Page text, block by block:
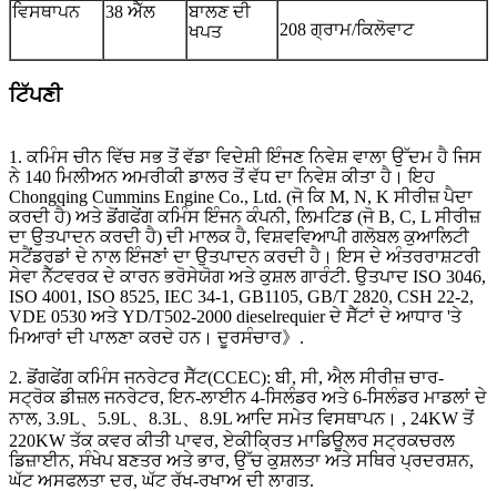
ਵਿਸਥਾਪਨ 38 ਐੱਲ
ਬਾਲਣ ਦੀ
ਖਪਤ
208 ਗ੍ਰਾਮ/ਕਿਲੋਵਾਟ
ਟਿੱਪਣੀ
1. ਕਮਿੰਸ ਚੀਨ ਵਿੱਚ ਸਭ ਤੋਂ ਵੱਡਾ ਵਿਦੇਸ਼ੀ ਇੰਜਣ ਨਿਵੇਸ਼ ਵਾਲਾ ਉੱਦਮ ਹੈ ਜਿਸ
ਨੇ 140 ਮਿਲੀਅਨ ਅਮਰੀਕੀ ਡਾਲਰ ਤੋਂ ਵੱਧ ਦਾ ਨਿਵੇਸ਼ ਕੀਤਾ ਹੈ। ਇਹ
Chongqing Cummins Engine Co., Ltd. (ਜੋ ਕਿ M, N, K ਸੀਰੀਜ਼ ਪੈਦਾ
ਕਰਦੀ ਹੈ) ਅਤੇ ਡੋਂਗਫੇਂਗ ਕਮਿੰਸ ਇੰਜਨ ਕੰਪਨੀ, ਲਿਮਟਿਡ (ਜੋ B, C, L ਸੀਰੀਜ਼
ਦਾ ਉਤਪਾਦਨ ਕਰਦੀ ਹੈ) ਦੀ ਮਾਲਕ ਹੈ, ਵਿਸ਼ਵਵਿਆਪੀ ਗਲੋਬਲ ਕੁਆਲਿਟੀ
ਸਟੈਂਡਰਡਾਂ ਦੇ ਨਾਲ ਇੰਜਣਾਂ ਦਾ ਉਤਪਾਦਨ ਕਰਦੀ ਹੈ। ਇਸ ਦੇ ਅੰਤਰਰਾਸ਼ਟਰੀ
ਸੇਵਾ ਨੈੱਟਵਰਕ ਦੇ ਕਾਰਨ ਭਰੋਸੇਯੋਗ ਅਤੇ ਕੁਸ਼ਲ ਗਾਰੰਟੀ. ਉਤਪਾਦ ISO 3046,
ISO 4001, ISO 8525, IEC 34-1, GB1105, GB/T 2820, CSH 22-2,
VDE 0530 ਅਤੇ YD/T502-2000 dieselrequier ਦੇ ਸੈੱਟਾਂ ਦੇ ਆਧਾਰ 'ਤੇ
ਮਿਆਰਾਂ ਦੀ ਪਾਲਣਾ ਕਰਦੇ ਹਨ। ਦੂਰਸੰਚਾਰ》.
2. ਡੋਂਗਫੇਂਗ ਕਮਿੰਸ ਜਨਰੇਟਰ ਸੈੱਟ(CCEC): ਬੀ, ਸੀ, ਐਲ ਸੀਰੀਜ਼ ਚਾਰ-
ਸਟ੍ਰੋਕ ਡੀਜ਼ਲ ਜਨਰੇਟਰ, ਇਨ-ਲਾਈਨ 4-ਸਿਲੰਡਰ ਅਤੇ 6-ਸਿਲੰਡਰ ਮਾਡਲਾਂ ਦੇ
ਨਾਲ, 3.9L、5.9L、8.3L、8.9L ਆਦਿ ਸਮੇਤ ਵਿਸਥਾਪਨ। , 24KW ਤੋਂ
220KW ਤੱਕ ਕਵਰ ਕੀਤੀ ਪਾਵਰ, ਏਕੀਕ੍ਰਿਤ ਮਾਡਿਊਲਰ ਸਟ੍ਰਕਚਰਲ
ਡਿਜ਼ਾਈਨ, ਸੰਖੇਪ ਬਣਤਰ ਅਤੇ ਭਾਰ, ਉੱਚ ਕੁਸ਼ਲਤਾ ਅਤੇ ਸਥਿਰ ਪ੍ਰਦਰਸ਼ਨ,
ਘੱਟ ਅਸਫਲਤਾ ਦਰ, ਘੱਟ ਰੱਖ-ਰਖਾਅ ਦੀ ਲਾਗਤ.